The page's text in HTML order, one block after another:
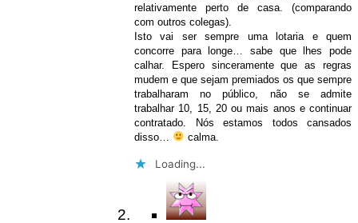
relativamente perto de casa. (comparando
com outros colegas).
Isto vai ser sempre uma lotaria e quem
concorre para longe… sabe que lhes pode
calhar. Espero sinceramente que as regras
mudem e que sejam premiados os que sempre
trabalharam no público, não se admite
trabalhar 10, 15, 20 ou mais anos e continuar
contratado. Nós estamos todos cansados
disso…
calma.
Loading...